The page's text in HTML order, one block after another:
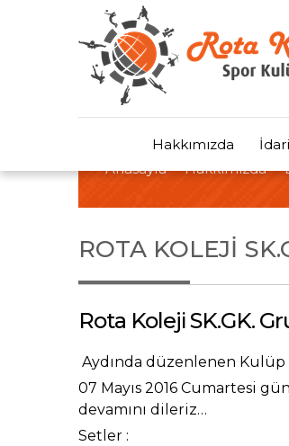
Hakkımızda
Anasayfa
Hakkımızda
ROTA KOLEJI
Rota Koleji SK.GK.
Aydında düzenlenen Kulüp
07 Mayıs 2016 Cumartesi
devamını dileriz…
Setler :